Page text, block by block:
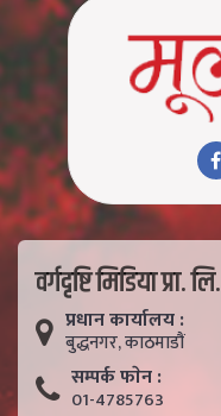
वर्गदृष्टि मिडिया प्रा. लि.
प्रधान कार्यालय :
बुद्धनगर, काठमाडाैं
सम्पर्क फाेन :
01-4785763